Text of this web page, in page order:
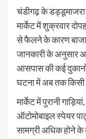
चंडीगढ़ के डड्डूमाजरा
मार्केट में शुक्रवार
से फैलने के कारण
जानकारी के अनुसार
आसपास की कई
घटना में अब तक किसी
मार्केट में पुरानी
ऑटोमोबाइल स्पेयर
सामग्री अधिक होने